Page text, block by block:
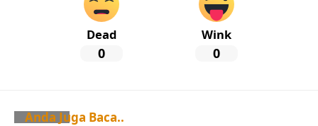
Dead
0
Wink
0
Anda Juga Baca..